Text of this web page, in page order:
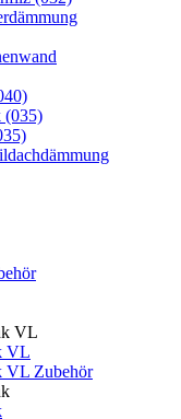
(035)
VL
VL
VL Zubehör